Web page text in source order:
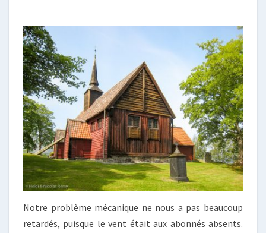
Notre problème mécanique ne nous a pas beaucoup
retardés, puisque le vent était aux abonnés absents.